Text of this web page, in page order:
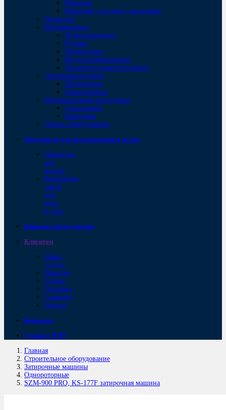
Шпатели
Ванночки, поддоны, вкладыши
Пылесосы
Шлифмашины
Телескопические
Ручные
Обдирочные
Круги шлифовальные
Запчасти и комплектующие
Электроинструмент
Штроборезы
Заклепочники
Измерительный инструмент
Дальномеры
Нивелиры
Прочее оборудование
Материалы для промышленных полов
Пропитки
для
бетона
Ремонтные
смеси
для
пола
и стен
Пищевое оборудование
Клиентам
Наши
услуги
Новости
Статьи
Доставка
Гарантии
Аренда
Контакты
Станки с ЧПУ
Главная
Строительное оборудование
Затирочные машины
Однороторные
SZM-900 PRO, KS-177F затирочная машина